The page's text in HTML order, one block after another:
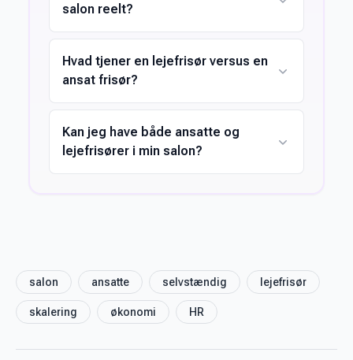
salon reelt?
Hvad tjener en lejefrisør versus en
ansat frisør?
Kan jeg have både ansatte og
lejefrisører i min salon?
salon ansatte selvstændig lejefrisør
skalering økonomi HR